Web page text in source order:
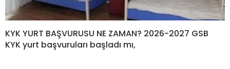
KYK YURT BAŞVURUSU NE ZAMAN? 2026-2027 GSB
KYK yurt başvuruları başladı mı,